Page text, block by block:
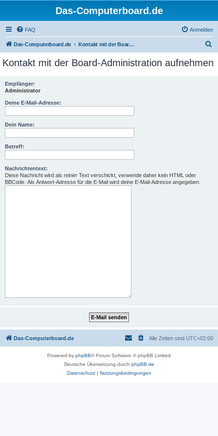
Das-Computerboard.de
FAQ Anmelden
Das-Computerboard.de Kontakt mit der Board-Administration aufnehmen
c
Kontakt mit der Board-Administration aufnehmen
Empfänger:
Administrator
Deine E-Mail-Adresse:
Dein Name:
Betreff:
Nachrichtentext:
Diese Nachricht wird als reiner Text verschickt, verwende daher kein HTML oder
BBCode. Als Antwort-Adresse für die E-Mail wird deine E-Mail-Adresse angegeben.
Das-Computerboard.de Alle Zeiten sind UTC+02:00
Powered by phpBB® Forum Software © phpBB Limited
Deutsche Übersetzung durch phpBB.de
Datenschutz| Nutzungsbedingungen